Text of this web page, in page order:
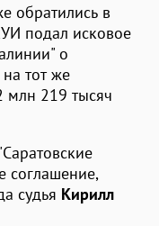
обратились в
подал исковое
о
тот же
млн 219 тысяч
соглашение,
судья Кирилл